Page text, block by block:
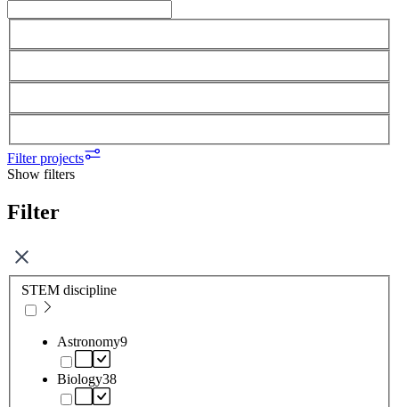
Filter projects
Show filters
Filter
STEM discipline
Astronomy9
Biology38